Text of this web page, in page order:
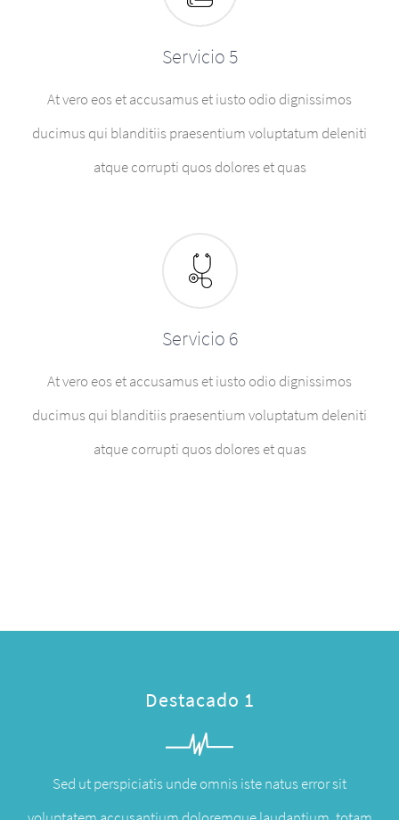
Servicio 5
At vero eos et accusamus et iusto odio dignissimos
ducimus qui blanditiis praesentium voluptatum deleniti
atque corrupti quos dolores et quas
Servicio 6
At vero eos et accusamus et iusto odio dignissimos
ducimus qui blanditiis praesentium voluptatum deleniti
atque corrupti quos dolores et quas
Destacado 1
Sed ut perspiciatis unde omnis iste natus error sit